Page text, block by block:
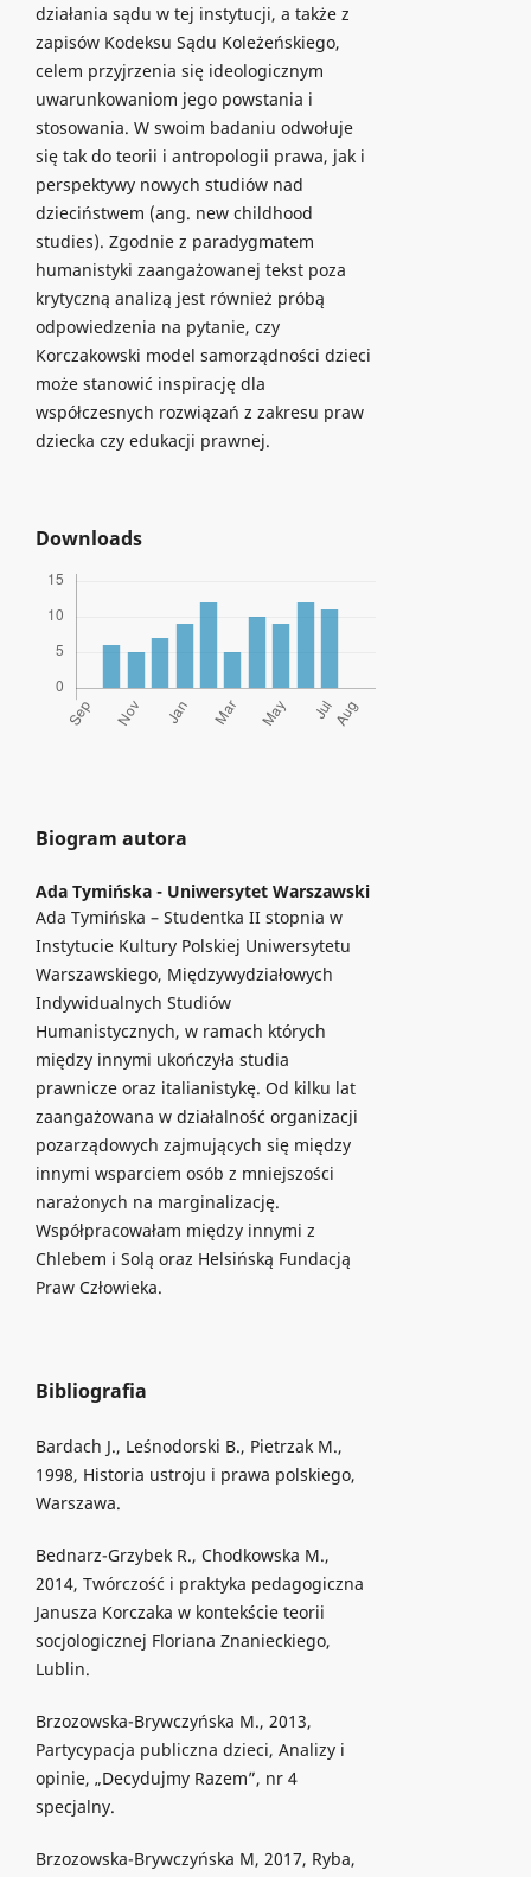
działania sądu w tej instytucji, a także z
zapisów Kodeksu Sądu Koleżeńskiego,
celem przyjrzenia się ideologicznym
uwarunkowaniom jego powstania i
stosowania. W swoim badaniu odwołuje
się tak do teorii i antropologii prawa, jak i
perspektywy nowych studiów nad
dzieciństwem (ang. new childhood
studies). Zgodnie z paradygmatem
humanistyki zaangażowanej tekst poza
krytyczną analizą jest również próbą
odpowiedzenia na pytanie, czy
Korczakowski model samorządności dzieci
może stanowić inspirację dla
współczesnych rozwiązań z zakresu praw
dziecka czy edukacji prawnej.
Downloads
Biogram autora
Ada Tymińska - Uniwersytet Warszawski
Ada Tymińska – Studentka II stopnia w
Instytucie Kultury Polskiej Uniwersytetu
Warszawskiego, Międzywydziałowych
Indywidualnych Studiów
Humanistycznych, w ramach których
między innymi ukończyła studia
prawnicze oraz italianistykę. Od kilku lat
zaangażowana w działalność organizacji
pozarządowych zajmujących się między
innymi wsparciem osób z mniejszości
narażonych na marginalizację.
Współpracowałam między innymi z
Chlebem i Solą oraz Helsińską Fundacją
Praw Człowieka.
Bibliografia
Bardach J., Leśnodorski B., Pietrzak M.,
1998, Historia ustroju i prawa polskiego,
Warszawa.
Bednarz-Grzybek R., Chodkowska M.,
2014, Twórczość i praktyka pedagogiczna
Janusza Korczaka w kontekście teorii
socjologicznej Floriana Znanieckiego,
Lublin.
Brzozowska-Brywczyńska M., 2013,
Partycypacja publiczna dzieci, Analizy i
opinie, „Decydujmy Razem”, nr 4
specjalny.
Brzozowska-Brywczyńska M, 2017, Ryba,